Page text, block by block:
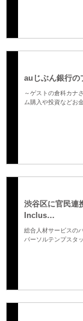
auじぶん銀行の
～ゲストの倉科カナ
ム購入や投資などお
渋谷区に官民連
Inclus…
総合人材サービスの
パーソルテンプスタ